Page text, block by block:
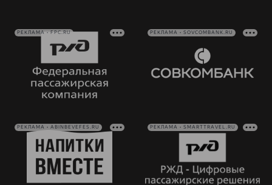
РЕКЛАМА • FPC.RU РЕКЛАМА • SOVCOMBANK.RU
РЕКЛАМА • ABINBEVEFES.RU РЕКЛАМА • SMARTTRAVEL.RU